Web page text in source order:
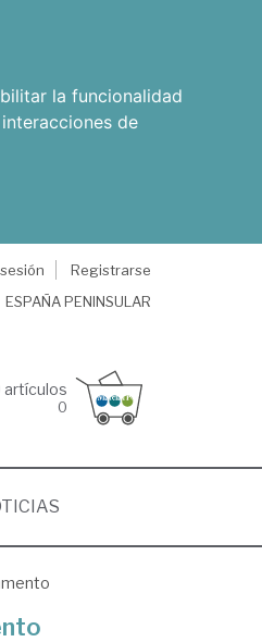
la funcionalidad
de
Registrarse
ESPAÑA PENINSULAR
artículos
0